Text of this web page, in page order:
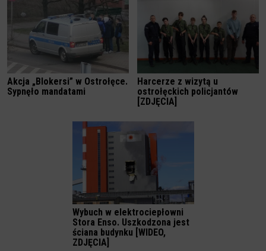
Akcja „Blokersi” w Ostrołęce.
Sypnęło mandatami
Harcerze z wizytą u
ostrołęckich policjantów
[ZDJĘCIA]
Wybuch w elektrociepłowni
Stora Enso. Uszkodzona jest
ściana budynku [WIDEO,
ZDJĘCIA]